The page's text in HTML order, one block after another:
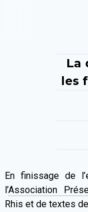
La
les
En finissage de
l’Association
Rhis et de textes